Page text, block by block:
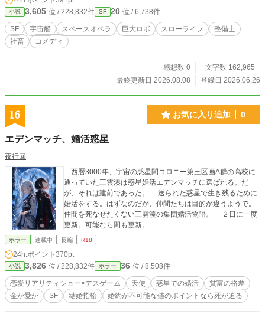
眠った農業区がある。 直せば、風呂に入れる。飯が食える。
トマトが育つ。 だったら直すしかない。 しかし、ようやく手
に入れた畑予定地を、海賊が撃った。 カイは静かに言った。
「そこ、俺の畑になる予定なんですけど」 そして、全長二十
キロの“家”が立ち上がる。 これは、英雄になりたいわけで
と畑を守るために、変形する巨大移民艦を直していく物語。
労働はクソである。 でも、自分の家を直す仕事だけは、少し
小説 3,605 位 / 228,832件 SF 20 位 / 6,738件
SF 宇宙船 スペースオペラ 巨大ロボ スローライフ
整備士
社畜
コメディ
感想数 0
文字数 162,965
最終更新日 2026.08.08
登録日 2026.06.26
16 お気に入り追加 0
エデンマッチ、婚活惑星
夜行回
西暦3000年、宇宙の惑星間コロニー第三区画A群の高校に
通っていた三雲湊は惑星婚活エデンマッチに選ばれる。だ
が、それは建前であった。 送られた惑星で生き残るために
婚活をする。はずなのだが、仲間たちは目的が違うようで。
仲間を死なせたくない三雲湊の集団婚活物語。 ２日に一度
更新。可能なら間も更新。
ホラー 連載中 長編 R18
24h.ポイント 370pt
小説 3,826 位 / 228,832件 ホラー 36 位 / 8,508件
恋愛リアリティショー×デスゲーム 天使 惑星での婚活
貧富の格差
金か愛か
SF 結婚指輪 婚約が不可能な値のポイントなら死が迫る